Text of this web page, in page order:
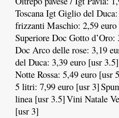
Toscana Igt Giglio del
frizzanti Maschio: 2,59
Superiore Doc Gotto
Doc Arco delle rose: 3,19
del Duca: 3,39 euro [usr 3.5]
Notte Rossa: 5,49 euro [usr
5 litri: 7,99 euro [usr 3]
linea [usr 3.5]Vini Natale
[usr 3]